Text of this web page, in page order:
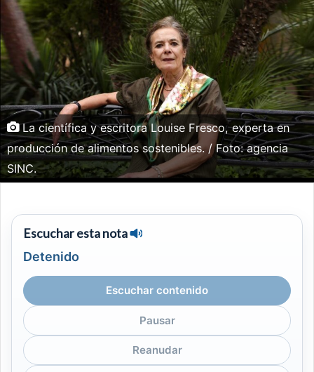
La científica y escritora Louise Fresco, experta en
producción de alimentos sostenibles. / Foto: agencia
SINC.
Escuchar esta nota
Detenido
Escuchar contenido
Pausar
Reanudar